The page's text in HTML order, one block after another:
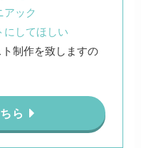
アック
にしてほしい
制作を致しますの
ら